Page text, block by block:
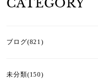
CATEGORY
ブログ(821)
未分類(150)